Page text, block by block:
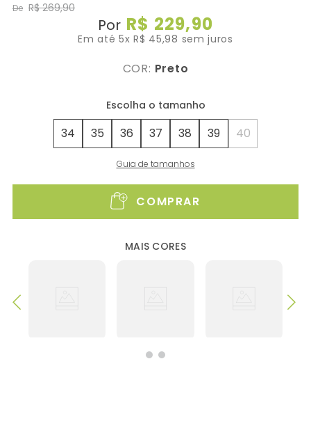
De R$ 269,90
Por R$ 229,90
Em até5xR$ 45,98 sem juros
COR: Preto
34 35 36 37 38 39 40
Guia de tamanhos
COMPRAR
MAIS CORES